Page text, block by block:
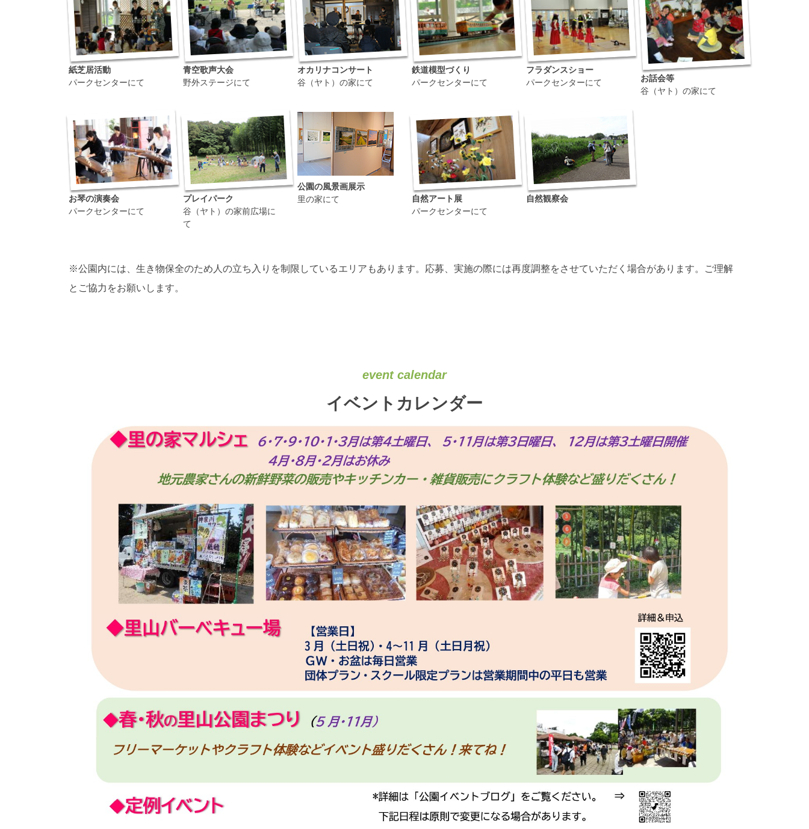
紙芝居活動
パークセンターにて
青空歌声大会
野外ステージにて
オカリナコンサート
谷（ヤト）の家にて
鉄道模型づくり
パークセンターにて
フラダンスショー
パークセンターにて
お話会等
谷（ヤト）の家にて
お琴の演奏会
パークセンターにて
プレイパーク
谷（ヤト）の家前広場に
て
公園の風景画展示
里の家にて
自然アート展
パークセンターにて
自然観察会
※公園内には、生き物保全のため人の立ち入りを制限しているエリアもあります。応募、実施の際には再度調整をさせていただく場合があります。ご理解
とご協力をお願いします。
event calendar
イベントカレンダー